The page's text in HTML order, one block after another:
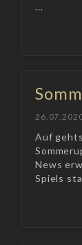
...
Auf
News
Spiels